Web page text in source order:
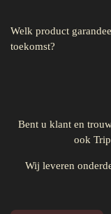
Welk product
toekomst?
Bent u klant en
ook
Wij leveren